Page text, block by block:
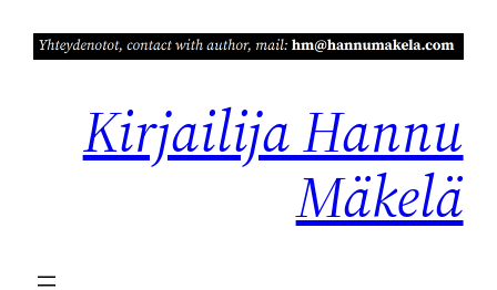
sisältöön
Kirjailija Hannu
Mäkelä